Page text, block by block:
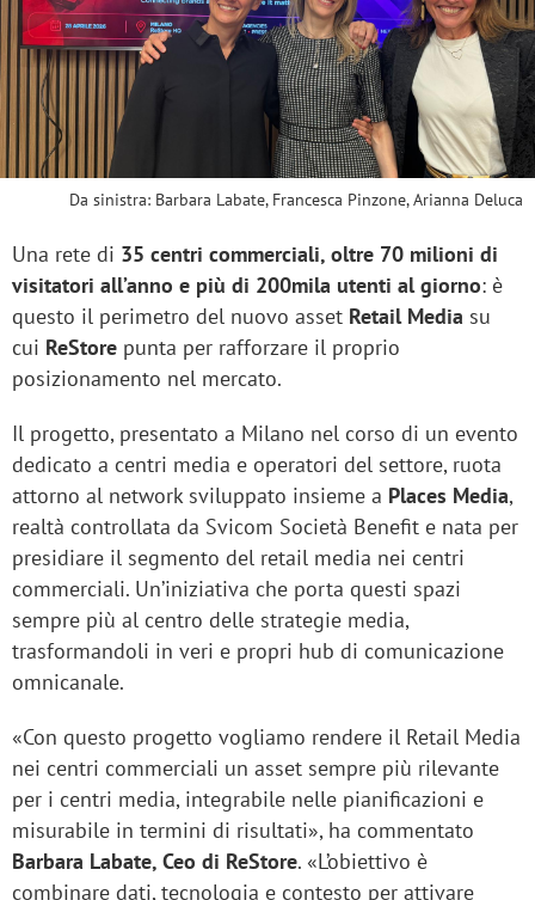
Da sinistra: Barbara Labate, Francesca Pinzone, Arianna Deluca
Una rete di 35 centri commerciali, oltre 70 milioni di
visitatori all’anno e più di 200mila utenti al giorno: è
questo il perimetro del nuovo asset Retail Media su
cui ReStore punta per rafforzare il proprio
posizionamento nel mercato.
Il progetto, presentato a Milano nel corso di un evento
dedicato a centri media e operatori del settore, ruota
attorno al network sviluppato insieme a Places Media,
realtà controllata da Svicom Società Benefit e nata per
presidiare il segmento del retail media nei centri
commerciali. Un’iniziativa che porta questi spazi
sempre più al centro delle strategie media,
trasformandoli in veri e propri hub di comunicazione
omnicanale.
«Con questo progetto vogliamo rendere il Retail Media
nei centri commerciali un asset sempre più rilevante
per i centri media, integrabile nelle pianificazioni e
misurabile in termini di risultati», ha commentato
Barbara Labate, Ceo di ReStore. «L’obiettivo è
combinare dati, tecnologia e contesto per attivare